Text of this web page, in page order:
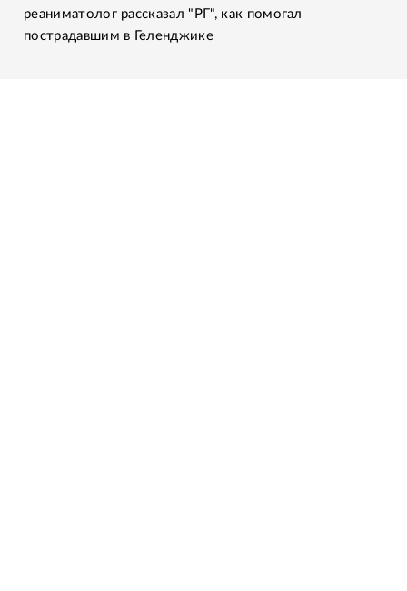
реаниматолог рассказал "РГ", как помогал
пострадавшим в Геленджике